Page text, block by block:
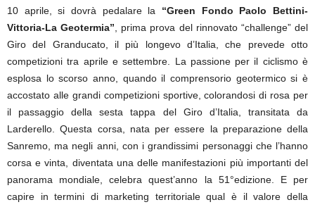
10 aprile, si dovrà pedalare la “Green Fondo Paolo Bettini-
Vittoria-La Geotermia” , prima prova del rinnovato “challenge” del
Giro del Granducato, il più longevo d’Italia, che prevede otto
competizioni tra aprile e settembre. La passione per il ciclismo è
esplosa lo scorso anno, quando il comprensorio geotermico si è
accostato alle grandi competizioni sportive, colorandosi di rosa per
il passaggio della sesta tappa del Giro d’Italia, transitata da
Larderello. Questa corsa, nata per essere la preparazione della
Sanremo, ma negli anni, con i grandissimi personaggi che l’hanno
corsa e vinta, diventata una delle manifestazioni più importanti del
panorama mondiale, celebra quest’anno la 51°edizione. E per
capire in termini di marketing territoriale qual è il valore della